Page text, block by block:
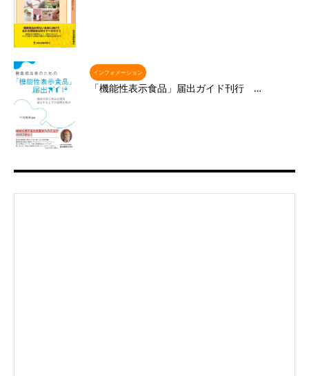
インフォメーション
「機能性表示食品」届出ガイド刊行 …